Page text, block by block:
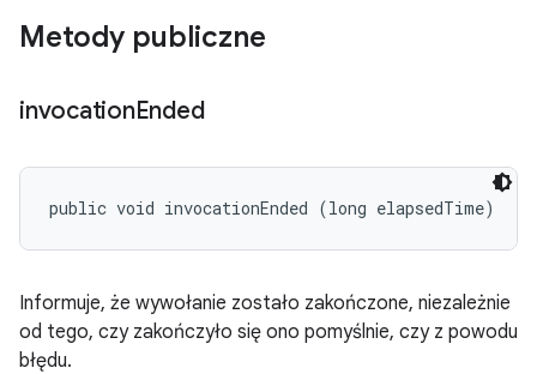
Metody publiczne
invocationEnded
public void invocationEnded (long elapsedTime)
Informuje, że wywołanie zostało zakończone, niezależnie
od tego, czy zakończyło się ono pomyślnie, czy z powodu
błędu.